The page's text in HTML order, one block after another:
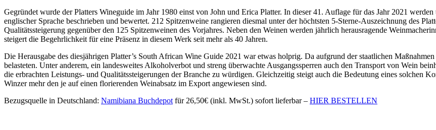
Gegründet wurde der Platters Wineguide im Jahr 1980 einst von John und Erica Platter. In dieser 41. Auflage für das Jahr 2021
englischer Sprache beschrieben und bewertet. 212 Spitzenweine rangieren diesmal unter der höchtsten 5-Sterne-Auszeichnung des
Qualitätssteigerung gegenüber den 125 Spitzenweinen des Vorjahres. Neben den Weinen werden jährlich herausragende
steigert die Begehrlichkeit für eine Präsenz in diesem Werk seit mehr als 40 Jahren.
Die Herausgabe des diesjährigen Platter’s South African Wine Guide 2021 war etwas holprig. Da aufgrund der staatlichen
belasteten. Unter anderem, ein landesweites Alkoholverbot und streng überwachte Ausgangssperren auch den Transport von Wein
die erbrachten Leistungs- und Qualitätssteigerungen der Branche zu würdigen. Gleichzeitig steigt auch die Bedeutung eines solchen
Winzer mehr den je auf einen florierenden Weinabsatz im Export angewiesen sind.
Bezugsquelle in Deutschland: Namibiana Buchdepotfür 26,50€ (inkl. MwSt.) sofort lieferbar – HIER BESTELLEN